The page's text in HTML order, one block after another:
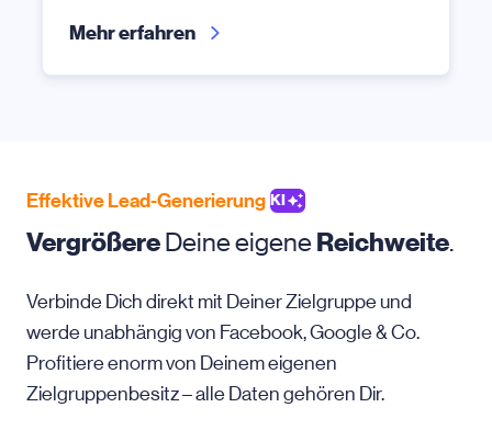
Mehr erfahren
Effektive Lead-Generierung KI
VergrößereDeine eigeneReichweite.
Verbinde Dich direkt mit Deiner Zielgruppe und
werde unabhängig von Facebook, Google & Co.
Profitiere enorm von Deinem eigenen
Zielgruppenbesitz – alle Daten gehören Dir.